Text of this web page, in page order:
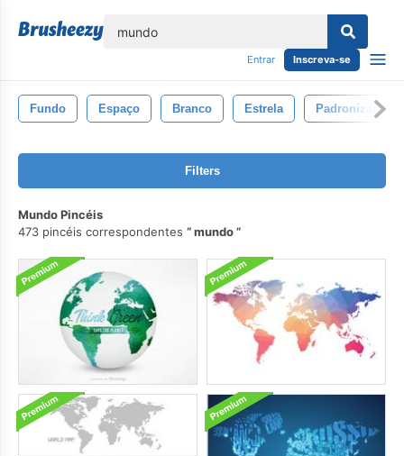
Entrar Inscreva-se
Fundo Espaço Branco Estrela Padronizar
Filters
Mundo Pincéis
473 pincéis correspondentes
mundo